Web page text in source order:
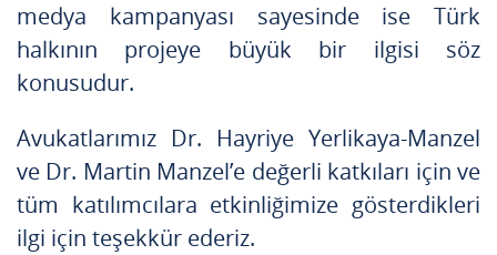
medya kampanyası sayesinde ise Türk
halkının projeye büyük bir ilgisi söz
konusudur.
Avukatlarımız Dr. Hayriye Yerlikaya-Manzel
ve Dr. Martin Manzel’e değerli katkıları için ve
tüm katılımcılara etkinliğimize gösterdikleri
ilgi için teşekkür ederiz.